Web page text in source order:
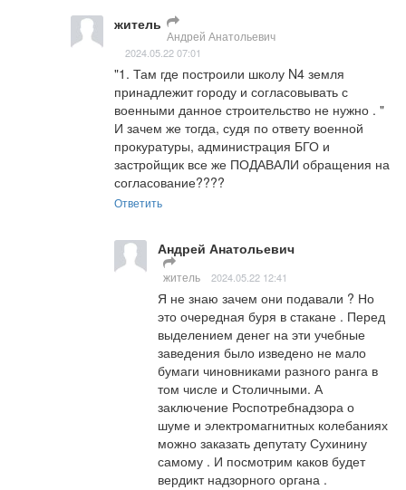
житель
Андрей Анатольевич
2024.05.22 07:01
"1. Там где построили школу N4 земля
принадлежит городу и согласовывать с
военными данное строительство не нужно . "
И зачем же тогда, судя по ответу военной
прокуратуры, администрация БГО и
застройщик все же ПОДАВАЛИ обращения на
согласование????
Ответить
Андрей Анатольевич
житель 2024.05.22 12:41
Я не знаю зачем они подавали ? Но
это очередная буря в стакане . Перед
выделением денег на эти учебные
заведения было изведено не мало
бумаги чиновниками разного ранга в
том числе и Столичными. А
заключение Роспотребнадзора о
шуме и электромагнитных колебаниях
можно заказать депутату Сухинину
самому . И посмотрим каков будет
вердикт надзорного органа .